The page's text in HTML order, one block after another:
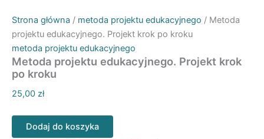
Strona główna / metoda projektu edukacyjnego / Metoda
projektu edukacyjnego. Projekt krok po kroku
metoda projektu edukacyjnego
Metoda projektu edukacyjnego. Projekt krok
po kroku
25,00 zł
liczba
Metoda
Dodaj do koszyka